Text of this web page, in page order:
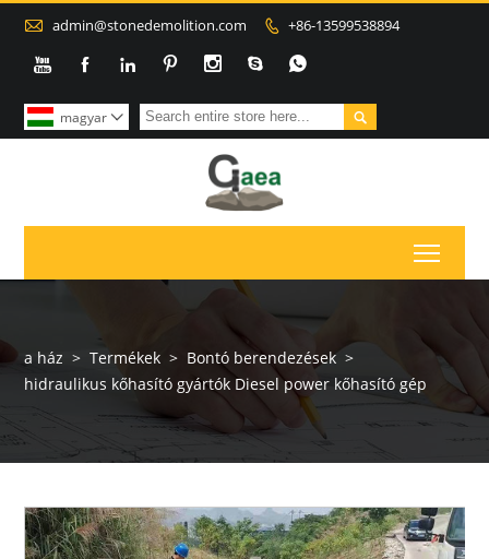
 admin@stonedemolition.com  +86-13599538894
      

magyar 
a ház > Termékek > Bontó berendezések >
hidraulikus kőhasító gyártók Diesel power kőhasító gép